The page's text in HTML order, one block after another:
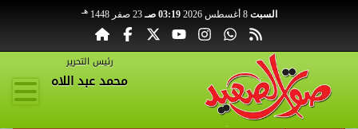
السبت 8 أغسطس 2026 03:19 صـ 23 صفر 1448 هـ
رئيس التحرير
محمد عبد اللاه